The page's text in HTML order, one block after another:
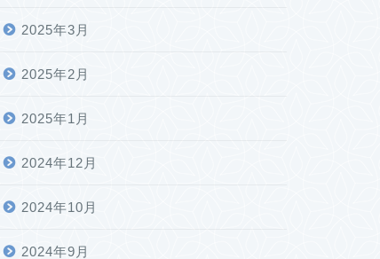
2025年3月
2025年2月
2025年1月
2024年12月
2024年10月
2024年9月